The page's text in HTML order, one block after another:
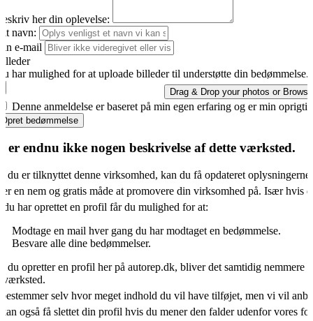
her din oplevelse:
navn:
e-mail
har mulighed for at uploade billeder til understøtte din bedømmelse.
Drag & Drop your photos or Browse
Denne anmeldelse er baseret på min egen erfaring og er min
Opret bedømmelse
er endnu ikke nogen beskrivelse af dette værksted.
du er tilknyttet denne virksomhed, kan du få opdateret oplysningerne.
er en nem og gratis måde at promovere din virksomhed på. Især hvis
du har oprettet en profil får du mulighed for at:
Modtage en mail hver gang du har modtaget en bedømmelse.
Besvare alle dine bedømmelser.
du opretter en profil her på autorep.dk, bliver det samtidig nemmere
selv hvor meget indhold du vil have tilføjet, men vi vil
også få slettet din profil hvis du mener den falder udenfor vores